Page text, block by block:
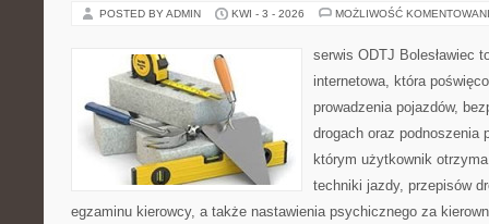
POSTED BY ADMIN KWI - 3 - 2026 MOŻLIWOŚĆ
serwis ODTJ Bolesławiec
internetowa, która
prowadzenia pojazdów,
drogach oraz podnoszenia
którym użytkownik
techniki jazdy, przepisów
egzaminu kierowcy, a także nastawienia psychicznego za